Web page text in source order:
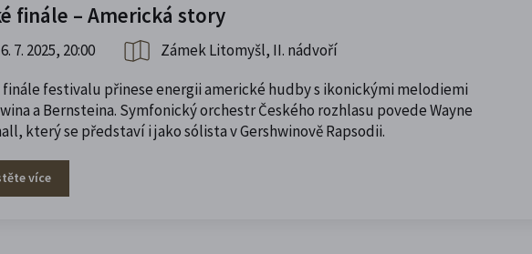
finále – Americká story
6. 7. 2025, 20:00
Zámek Litomyšl, II. nádvoří
festivalu přinese energii americké hudby s ikonickými melodiemi
a Bernsteina. Symfonický orchestr Českého rozhlasu povede Wayne
který se představí i jako sólista v Gershwinově Rapsodii.
více